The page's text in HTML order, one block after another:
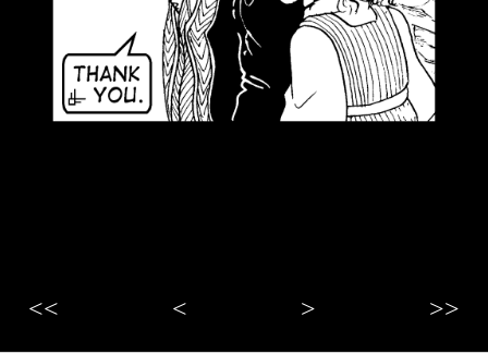
<< < > >>